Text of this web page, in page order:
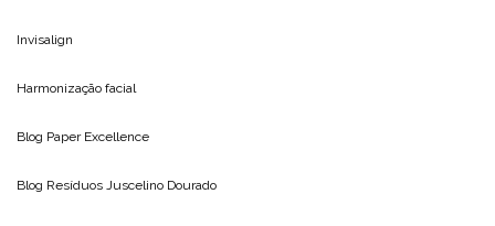
Invisalign
Harmonização facial
Blog Paper Excellence
Blog Resíduos Juscelino Dourado